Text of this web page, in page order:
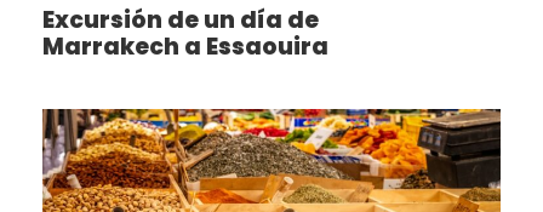
Excursión de un día de
Marrakech a Essaouira